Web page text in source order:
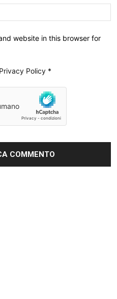
website in this browser for
Privacy Policy *